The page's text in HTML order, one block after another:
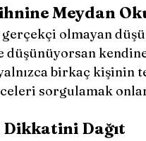
Meydan
olmayan
düşünüyorsan
birkaç
sorgulamak
Dağıt